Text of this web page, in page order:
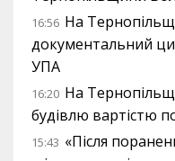
16:56 На
документальний
УПА
16:20 На
будівлю вартістю
15:43 «Після